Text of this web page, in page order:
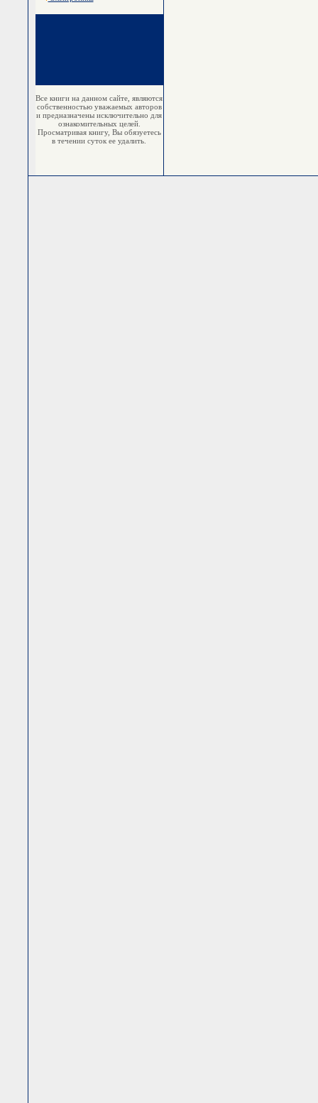
Все книги на данном сайте, являются
собственностью уважаемых авторов
и предназначены исключительно для
ознакомительных целей.
Просматривая книгу, Вы обязуетесь
в течении суток ее удалить.